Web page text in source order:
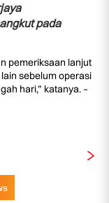
pada
pemeriksaan lanjut
sebelum operasi
hari,” katanya. –